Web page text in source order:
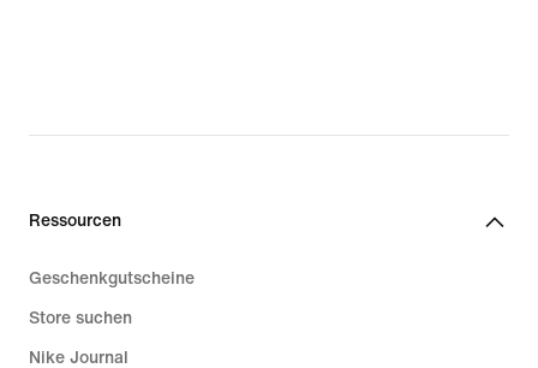
Ressourcen
Geschenkgutscheine
Store suchen
Nike Journal